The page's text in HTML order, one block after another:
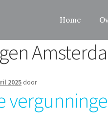
Home
2025 door